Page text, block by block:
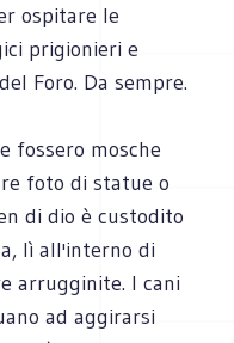
ospitare le
prigionieri e
Foro. Da sempre.
fossero mosche
foto di statue o
di dio è custodito
lì all'interno di
arrugginite. I cani
ad aggirarsi